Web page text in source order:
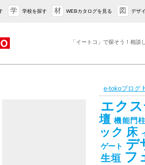
学 学校を探す 材 WEBカタログを見る 図 デザ
「イートコ」で探そう！相談
e-tokoブログ
エク
壇 機能門柱
ック 床
ゲート デ
生垣 フ